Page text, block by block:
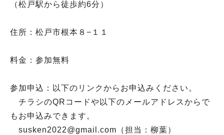
（松戸駅から徒歩約6分）
住所：松戸市根本８−１１
料金：参加無料
参加申込：以下のリンクからお申込みください。
チラシのQRコードや以下のメールアドレスからで
もお申込みできます。
susken2022@gmail.com（担当：柳葉）